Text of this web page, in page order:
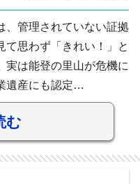
、管理されていない証拠
思わず「きれい！」と
実は能登の里山が危機に
遺産にも認定…
む